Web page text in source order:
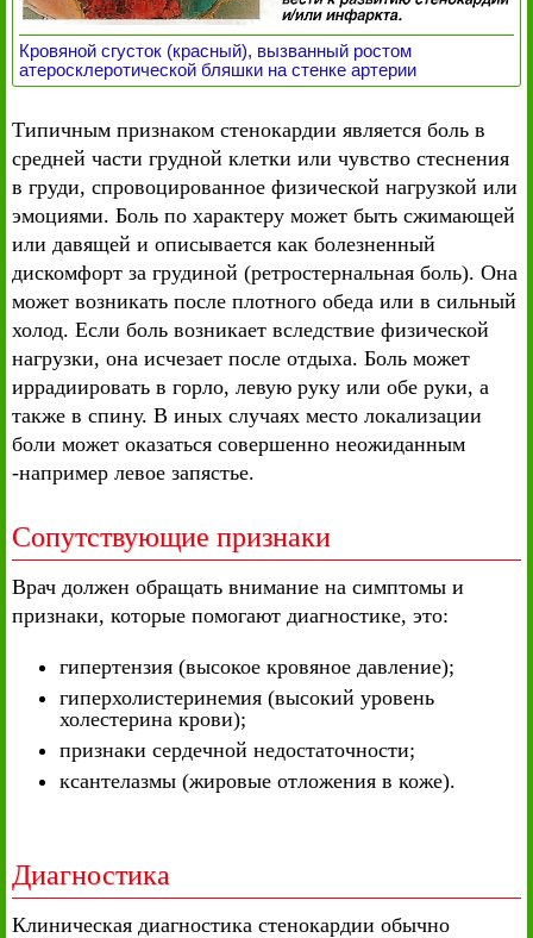
Кровяной сгусток (красный), вызванный ростом
атеросклеротической бляшки на стенке артерии
Типичным признаком стенокардии является боль в
средней части грудной клетки или чувство стеснения
в груди, спровоцированное физической нагрузкой или
эмоциями. Боль по характеру может быть сжимающей
или давящей и описывается как болезненный
дискомфорт за грудиной (ретростернальная боль). Она
может возникать после плотного обеда или в сильный
холод. Если боль возникает вследствие физической
нагрузки, она исчезает после отдыха. Боль может
иррадиировать в горло, левую руку или обе руки, а
также в спину. В иных случаях место локализации
боли может оказаться совершенно неожиданным
-например левое запястье.
Сопутствующие признаки
Врач должен обращать внимание на симптомы и
признаки, которые помогают диагностике, это:
гипертензия (высокое кровяное давление);
гиперхолистеринемия (высокий уровень
холестерина крови);
признаки сердечной недостаточности;
ксантелазмы (жировые отложения в коже).
Диагностика
Клиническая диагностика стенокардии обычно